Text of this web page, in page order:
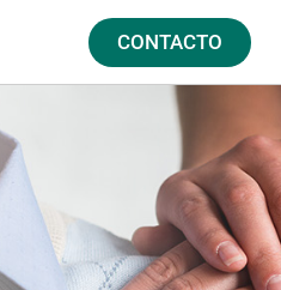
CONTACTO